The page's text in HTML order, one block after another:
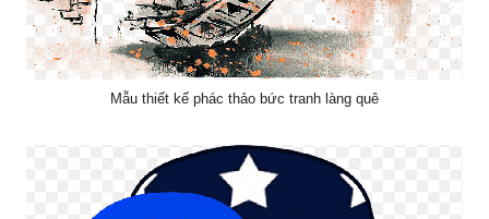
Mẫu thiết kế phác thảo bức tranh làng quê